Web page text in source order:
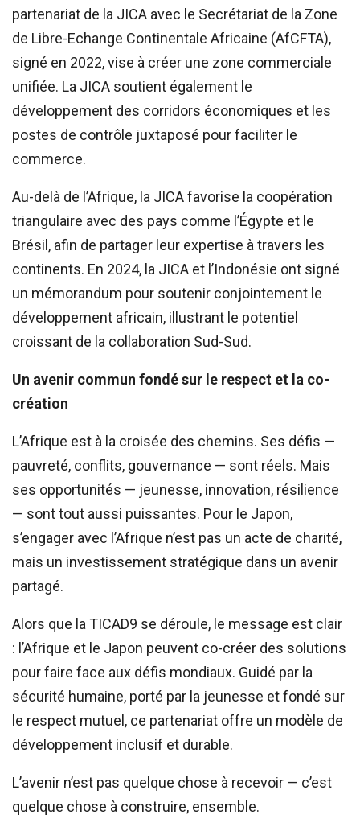
partenariat de la JICA avec le Secrétariat de la Zone
de Libre-Echange Continentale Africaine (AfCFTA),
signé en 2022, vise à créer une zone commerciale
unifiée. La JICA soutient également le
développement des corridors économiques et les
postes de contrôle juxtaposé pour faciliter le
commerce.
Au-delà de l’Afrique, la JICA favorise la coopération
triangulaire avec des pays comme l’Égypte et le
Brésil, afin de partager leur expertise à travers les
continents. En 2024, la JICA et l’Indonésie ont signé
un mémorandum pour soutenir conjointement le
développement africain, illustrant le potentiel
croissant de la collaboration Sud-Sud.
Un avenir commun fondé sur le respect et la co-
création
L’Afrique est à la croisée des chemins. Ses défis —
pauvreté, conflits, gouvernance — sont réels. Mais
ses opportunités — jeunesse, innovation, résilience
— sont tout aussi puissantes. Pour le Japon,
s’engager avec l’Afrique n’est pas un acte de charité,
mais un investissement stratégique dans un avenir
partagé.
Alors que la TICAD9 se déroule, le message est clair
: l’Afrique et le Japon peuvent co-créer des solutions
pour faire face aux défis mondiaux. Guidé par la
sécurité humaine, porté par la jeunesse et fondé sur
le respect mutuel, ce partenariat offre un modèle de
développement inclusif et durable.
L’avenir n’est pas quelque chose à recevoir — c’est
quelque chose à construire, ensemble.